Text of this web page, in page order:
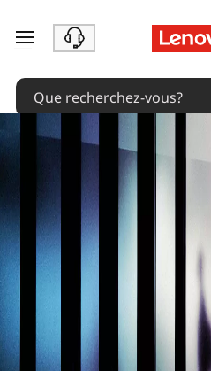
passer au contenu principal